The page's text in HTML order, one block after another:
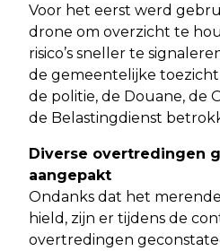
Voor het eerst werd
drone om overzicht te
risico’s sneller te
de gemeentelijke
de politie, de Douane, de
de Belastingdienst
Diverse overtredingen
aangepakt
Ondanks dat het
hield, zijn er tijdens de
overtredingen